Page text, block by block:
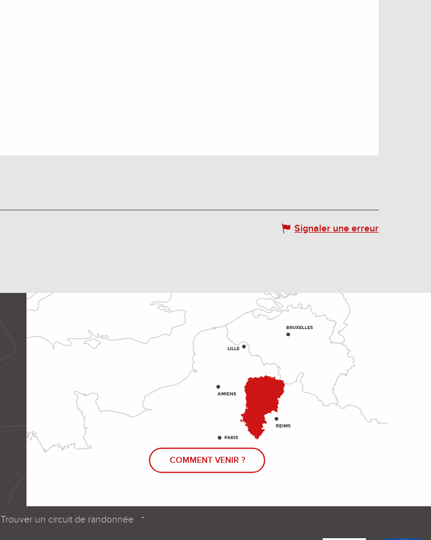
Signaler une erreur
COMMENT VENIR ?
Trouver un circuit de randonnée